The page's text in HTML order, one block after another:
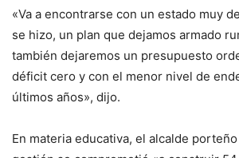
«Va a encontrarse con un estado muy
se hizo, un plan que dejamos armado
también dejaremos un presupuesto
déficit cero y con el menor nivel de
últimos años», dijo.
En materia educativa, el alcalde